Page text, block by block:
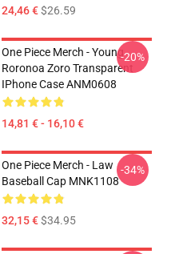
24,46 €$26.59
One Piece Merch - Young
Roronoa Zoro Transparent
IPhone Case ANM0608
14,81 € - 16,10 €
-20%
One Piece Merch - Law
Baseball Cap MNK1108
32,15 €$34.95
-34%